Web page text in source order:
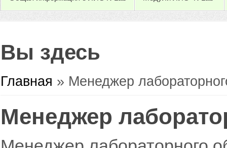
Вы здесь
Главная » Менеджер
Менеджер